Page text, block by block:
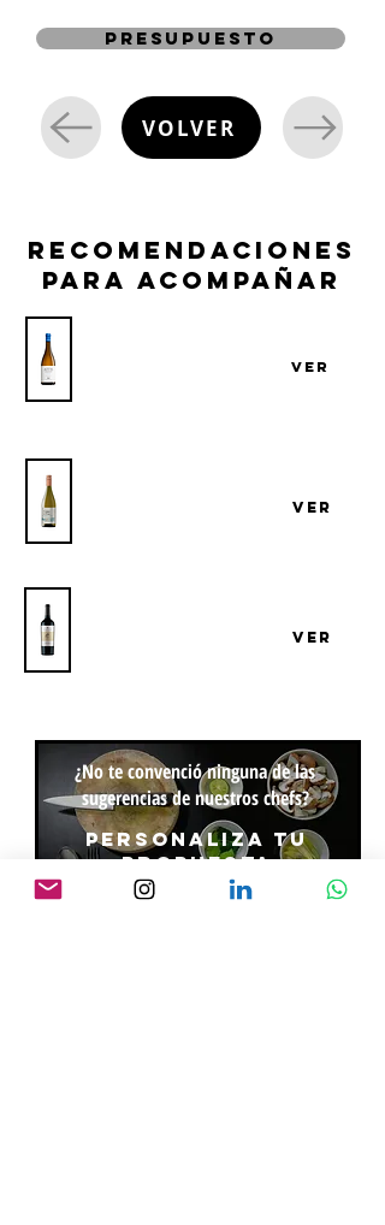
presupuesto
VOLVER
recomendaciones
para acompañar
VER
VER
VER
¿No te convenció ninguna de las
sugerencias de nuestros chefs?
personaliza tu
propuesta